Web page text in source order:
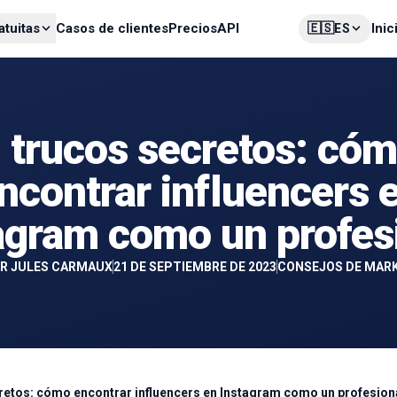
Casos de clientesPreciosAPI 🇪🇸ES
trucos secretos:
influencers
como un
JULES CARMAUX21 DE SEPTIEMBRE DE 2023CONSEJOS DE
cómo encontrar influencers en Instagram como un